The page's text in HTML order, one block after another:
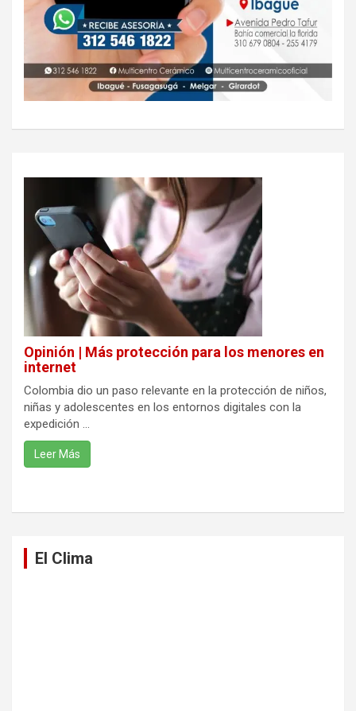
Opinión | Más protección para los menores en
internet
Colombia dio un paso relevante en la protección de niños,
niñas y adolescentes en los entornos digitales con la
expedición ...
Leer Más
El Clima